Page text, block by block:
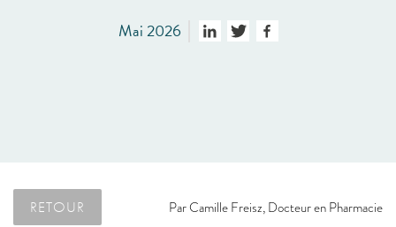
Mai 2026
RETOUR ParCamille Freisz, Docteur en Pharmacie